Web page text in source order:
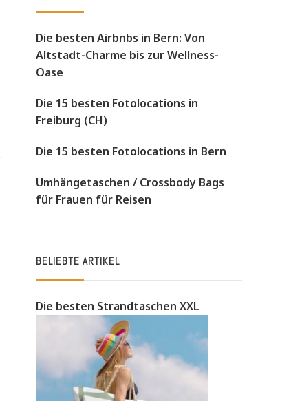
Die besten Airbnbs in Bern: Von
Altstadt-Charme bis zur Wellness-
Oase
Die 15 besten Fotolocations in
Freiburg (CH)
Die 15 besten Fotolocations in Bern
Umhängetaschen / Crossbody Bags
für Frauen für Reisen
BELIEBTE ARTIKEL
Die besten Strandtaschen XXL